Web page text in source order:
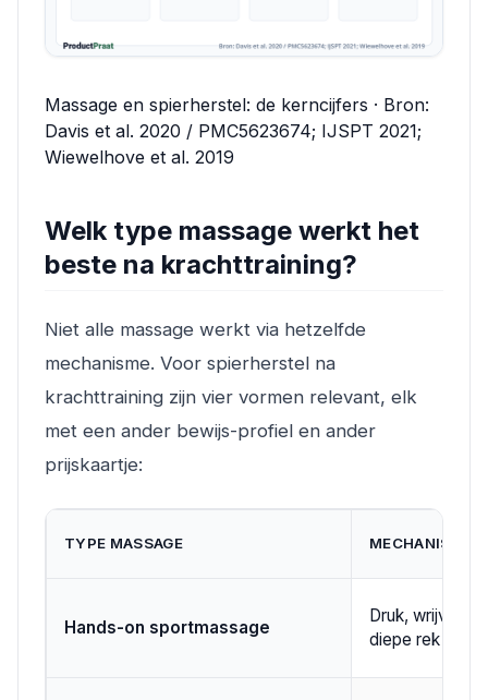
Massage en spierherstel: de kerncijfers · Bron:
Davis et al. 2020 / PMC5623674; IJSPT 2021;
Wiewelhove et al. 2019
Welk type massage werkt het
beste na krachttraining?
Niet alle massage werkt via hetzelfde
mechanisme. Voor spierherstel na
krachttraining zijn vier vormen relevant, elk
met een ander bewijs-profiel en ander
prijskaartje:
TYPE MASSAGE MECHANISME
Hands-on sportmassage
Druk, wrijving,
diepe rek